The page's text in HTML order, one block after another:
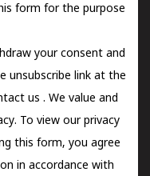
form for the purpose
your consent and
unsubscribe link at the
us . We value and
To view our privacy
this form, you agree
in accordance with